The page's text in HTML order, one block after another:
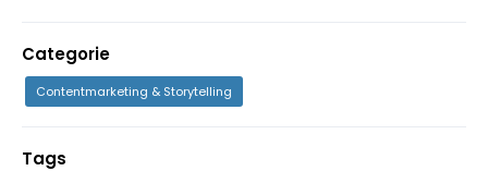
Categorie
Contentmarketing & Storytelling
Tags